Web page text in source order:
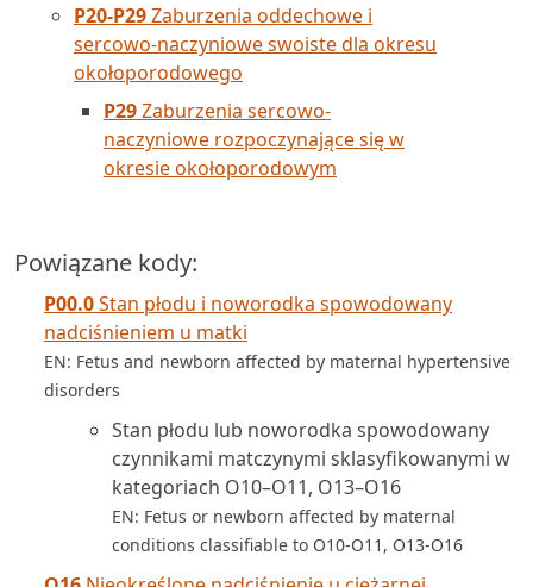
P20-P29Zaburzenia oddechowe i
sercowo-naczyniowe swoiste dla okresu
okołoporodowego
P29Zaburzenia sercowo-
naczyniowe rozpoczynające się w
okresie okołoporodowym
Powiązane kody:
P00.0Stan płodu i noworodka spowodowany
nadciśnieniem u matki
EN: Fetus and newborn affected by maternal hypertensive
disorders
Stan płodu lub noworodka spowodowany
czynnikami matczynymi sklasyfikowanymi w
kategoriach O10–O11, O13–O16
EN: Fetus or newborn affected by maternal
conditions classifiable to O10-O11, O13-O16